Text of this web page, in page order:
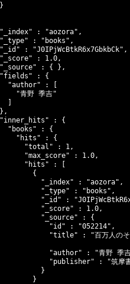
}
"_index"
: "aozora" ,
"_type"
: "books" ,
"_id"
: "J0IPjWcBtkR6x7GbkbCk" ,
"_score"
: 1.0,
"_source"
: { } ,
"fields"
:
{
"author"
:
"青野 季吉"
} ,
"inner_hits"
:
{
"books"
:
{
"hits"
:
{
"total"
: 1,
"max_score"
: 1.0,
"hits"
:
{
"_index"
: "aozora" ,
"_type"
: "books" ,
"_id"
:
"_score"
: 1.0,
"_source"
:
{
"id"
: "052214" ,
"title"
:
"百万人の
"author"
: "青野 季
"publisher"
:
"筑摩
}
}